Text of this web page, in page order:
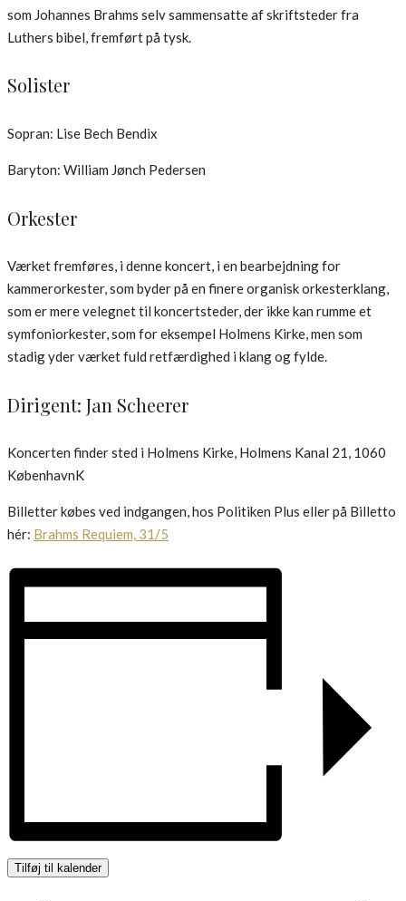
som Johannes Brahms selv sammensatte af skriftsteder fra
Luthers bibel, fremført på tysk.
Solister
Sopran: Lise Bech Bendix
Baryton: William Jønch Pedersen
Orkester
Værket fremføres, i denne koncert, i en bearbejdning for
kammerorkester, som byder på en finere organisk orkesterklang,
som er mere velegnet til koncertsteder, der ikke kan rumme et
symfoniorkester, som for eksempel Holmens Kirke, men som
stadig yder værket fuld retfærdighed i klang og fylde.
Dirigent: Jan Scheerer
Koncerten finder sted i Holmens Kirke, Holmens Kanal 21, 1060
KøbenhavnK
Billetter købes ved indgangen, hos Politiken Plus eller på Billetto
hér: Brahms Requiem, 31/5
Tilføj til kalender